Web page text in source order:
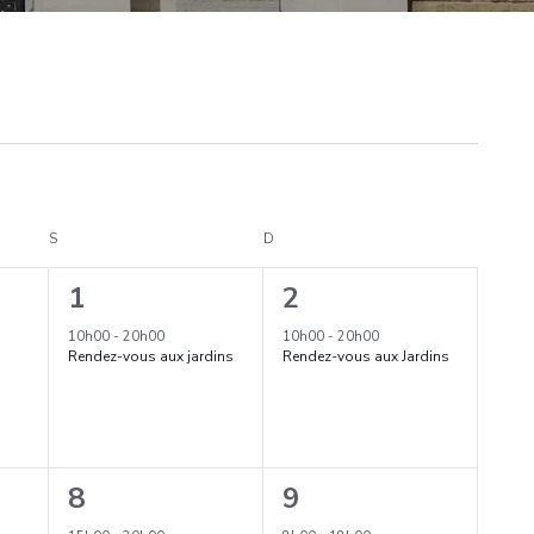
S D
1
é
n
e
1
10h00-20h00
Rendez-vous aux jardins
1
é
n
e
2
10h00-20h00
Rendez-vous aux Jardins
1
8
1
9